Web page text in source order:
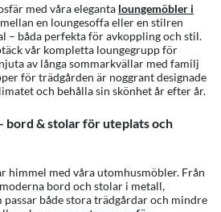
med våra eleganta loungemöbler i
en loungesoffa eller en stilren
– båda perfekta för avkoppling och stil.
vår kompletta loungegrupp för
av långa sommarkvällar med familj
för trädgården är noggrant designade
och behålla sin skönhet år efter år.
bord & stolar för uteplats och
himmel med våra utomhusmöbler. Från
bord och stolar i metall,
både stora trädgårdar och mindre